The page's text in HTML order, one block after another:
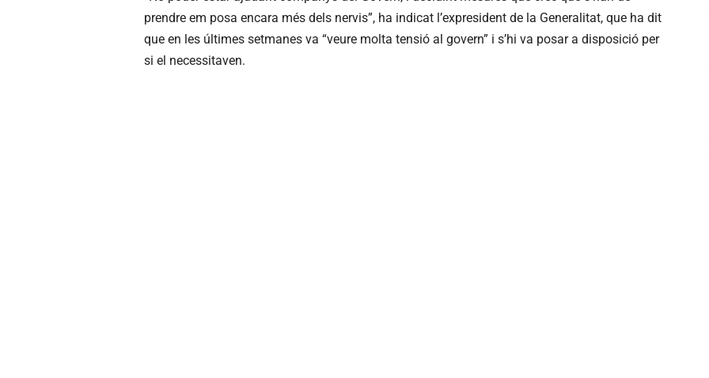
prendre em posa encara més dels nervis”, ha indicat l’expresident de la Generalitat, que ha dit
que en les últimes setmanes va “veure molta tensió al govern” i s’hi va posar a disposició per
si el necessitaven.